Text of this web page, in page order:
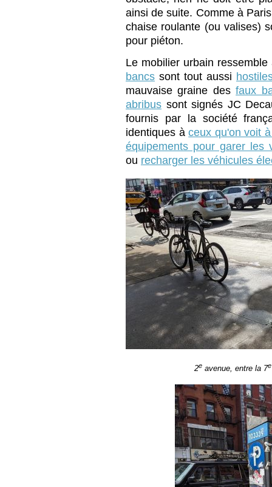
ainsi de suite. Comme à
chaise roulante (ou valises)
pour piéton.
Le mobilier urbain
bancs sont tout aussi
mauvaise graine desfaux
abribus sont signés JC
fournis par la société
identiques àceux qu'on voit
équipements pour garer les
ou recharger les véhicules
2eavenue, entre la 7e